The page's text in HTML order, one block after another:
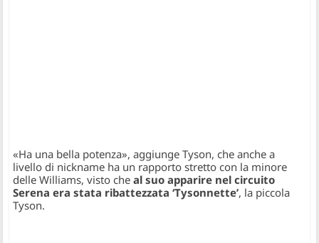
«Ha una bella potenza», aggiunge Tyson, che anche a
livello di nickname ha un rapporto stretto con la minore
delle Williams, visto cheal suo apparire nel circuito
Serena era stata ribattezzata ‘Tysonnette’, la piccola
Tyson.